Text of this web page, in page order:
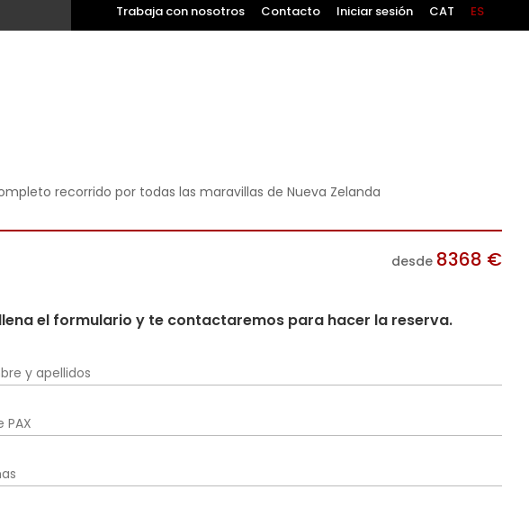
Trabaja con nosotros Contacto Iniciar sesión CAT ES
recorrido por todas las maravillas de Nueva Zelanda
desde 8368 €
el formulario y te contactaremos para hacer la reserva.